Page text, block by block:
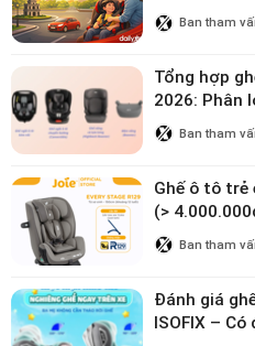
Ban tham
Tổng hợp
2026: Phân
Ban tham
Ghế ô tô trẻ
(>
đáng đầu
Ban tham
Đánh giá
ISOFIX –